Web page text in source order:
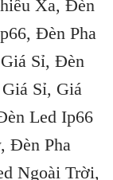
Xa, Đèn
Đèn Pha
Sỉ, Đèn
Sỉ, Giá
Led Ip66
Đèn Pha
Ngoài Trời,